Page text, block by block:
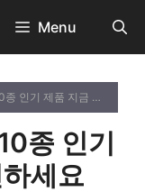
Menu
품 지금 바로 확인하세요
종 인기
세요